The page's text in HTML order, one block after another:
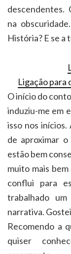
descendentes.
na
História? E se a
Ligação
O início do
induziu-me em
isso nos
de aproximar
estão bem
muito mais
conflui para
trabalhado
narrativa.
Recomendo a
quiser